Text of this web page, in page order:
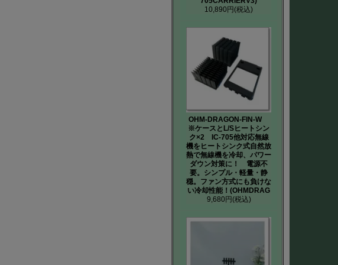
10,890円(税込)
OHM-DRAGON-FIN-W
※ケースとL/Sヒートシン
ク×2 IC-705他対応無線
機をヒートシンク式自然放
熱で無線機を冷却、パワー
ダウン対策に！ 電源不
要。シンプル・軽量・静
穏。ファン方式にも負けな
い冷却性能！(OHMDRAG
9,680円(税込)